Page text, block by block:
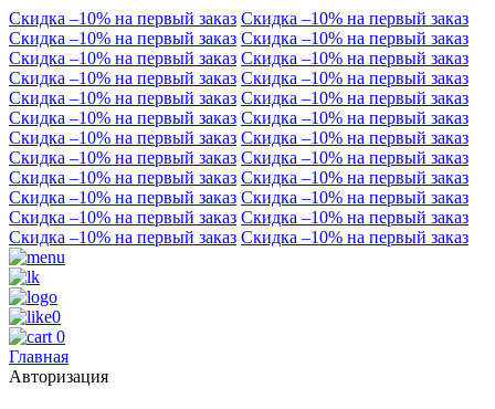
Скидка –10% на первый заказ Скидка –10% на первый заказ
Скидка –10% на первый заказ Скидка –10% на первый заказ
Скидка –10% на первый заказ Скидка –10% на первый заказ
Скидка –10% на первый заказ Скидка –10% на первый заказ
Скидка –10% на первый заказ Скидка –10% на первый заказ
Скидка –10% на первый заказ Скидка –10% на первый заказ
Скидка –10% на первый заказ Скидка –10% на первый заказ
Скидка –10% на первый заказ Скидка –10% на первый заказ
Скидка –10% на первый заказ Скидка –10% на первый заказ
Скидка –10% на первый заказ Скидка –10% на первый заказ
Скидка –10% на первый заказ Скидка –10% на первый заказ
Скидка –10% на первый заказ Скидка –10% на первый заказ
0
0
Главная
Авторизация